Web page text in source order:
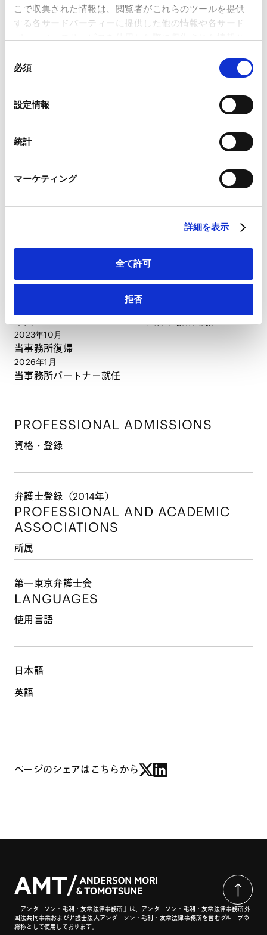
こで収集された情報は、閲覧者がこれらのツールを提供
する各サードパーティーに提供した他の情報や各サード
ことがあります。
Google Analytics利用規約（
Marketo
外部サイト）
LinkedIn プライバシーポリシー（
HubSpot プライバシーポリシー（外部サイト）
必須
設定情報
統計
マーケティング
詳細を表示
全て許可
拒否
資源・エネルギー 不動産・REIT
CAREER
2012年3月
2014年12月
当事務所入所
米国University of California, Los Angeles School of
2023年10月
当事務所復帰
2026年1月
当事務所パートナー就任
PROFESSIONAL ADMISSIONS
資格・登録
弁護士登録（2014年）
PROFESSIONAL AND ACADEMIC
ASSOCIATIONS
所属
第一東京弁護士会
LANGUAGES
使用言語
日本語
英語
ページのシェアはこちらから
「アンダーソン・毛利・友常法律事務所」は、アンダーソン・毛利・友常法律事務所外
国法共同事業および弁護士法人アンダーソン・毛利・友常法律事務所を含むグループの
総称として使用しております。